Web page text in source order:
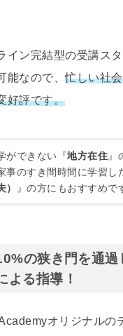
イン完結型の受講ス
能なので、忙しい社
好評です。
ができない『地方在住』
事のすき間時間に学習し
）
』の方にもおすすめで
の狭き門を通過
よる指導！
オリジナルの